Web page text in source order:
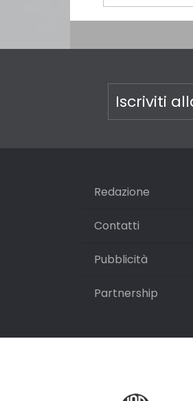
Iscriviti
Redazione
Contatti
Pubblicità
Partnership